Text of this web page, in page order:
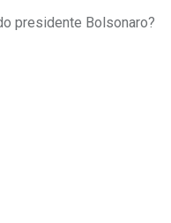
presidente Bolsonaro?